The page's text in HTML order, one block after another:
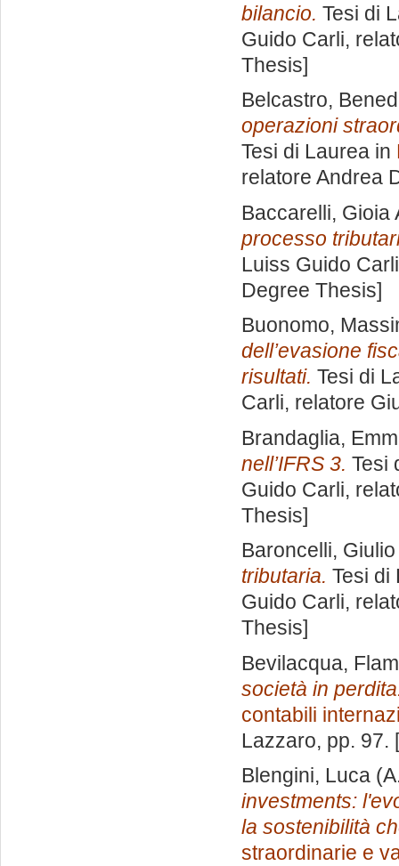
bilancio. Tesi di
Guido Carli,
Thesis]
Belcastro,
operazioni
Tesi di Laurea in
relatore Andrea
Baccarelli, Gioia
processo
Luiss Guido
Degree Thesis]
Buonomo,
dell’evasione
risultati. Tesi di
Carli, relatore
Brandaglia,
nell’IFRS 3. Tesi
Guido Carli,
Thesis]
Baroncelli, Giulio
tributaria. Tesi
Guido Carli,
Thesis]
Bevilacqua,
società in
contabili
Lazzaro, pp. 97.
Blengini, Luca
investments:
la sostenibilità
straordinarie e